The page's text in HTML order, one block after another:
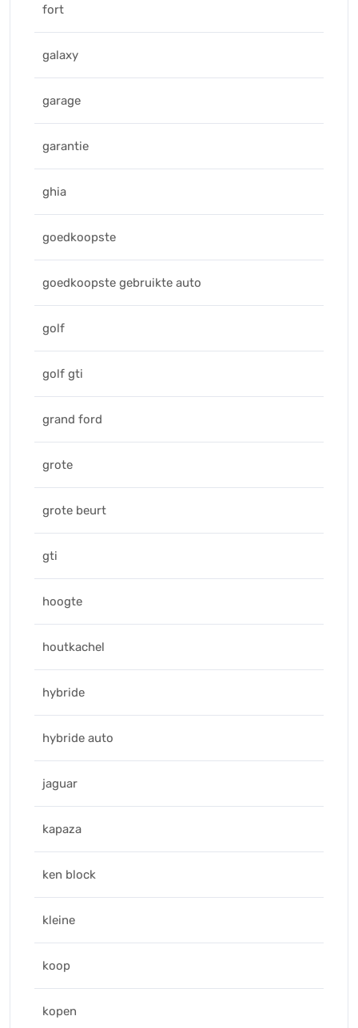
fort
galaxy
garage
garantie
ghia
goedkoopste
goedkoopste gebruikte auto
golf
golf gti
grand ford
grote
grote beurt
gti
hoogte
houtkachel
hybride
hybride auto
jaguar
kapaza
ken block
kleine
koop
kopen